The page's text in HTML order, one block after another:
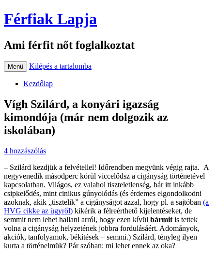
Férfiak Lapja
Ami férfit nőt foglalkoztat
Menü Kilépés a tartalomba
Kezdőlap
Vígh Szilárd, a konyári igazság
kimondója (már nem dolgozik az
iskolában)
4 hozzászólás
– Szilárd kezdjük a felvétellel! Időrendben megyünk végig rajta. A
negyvenedik másodperc körül viccelődsz a cigányság történetével
kapcsolatban. Világos, ez valahol tiszteletlenség, bár itt inkább
csipkelődés, mint cinikus gúnyolódás (és érdemes elgondolkodni
azoknak, akik „tisztelik” a cigányságot azzal, hogy pl. a sajtóban (a
HVG cikke az ügyről) kikérik a félreérthető kijelentéseket, de
semmit nem lehet hallani arról, hogy ezen kívül bármit is tettek
volna a cigányság helyzetének jobbra fordulásáért. Adományok,
akciók, tanfolyamok, békítések – semmi.) Szilárd, tényleg ilyen
kurta a történelmük? Pár szóban: mi lehet ennek az oka?